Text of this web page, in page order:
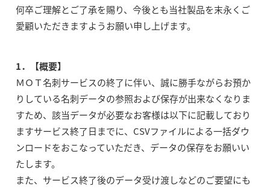
何卒ご理解とご了承を賜り、今後とも当社製品を末永くご
愛顧いただきますようお願い申し上げます。
1．【概要】
ＭＯＴ名刺サービスの終了に伴い、誠に勝手ながらお預か
りしている名刺データの参照および保存が出来なくなりま
すため、該当データが必要なお客様は以下に記載しており
ますサービス終了日までに、CSVファイルによる一括ダウ
ンロードをおこなっていただき、データの保存をお願いい
たします。
また、サービス終了後のデータ受け渡しなどのご要望にも